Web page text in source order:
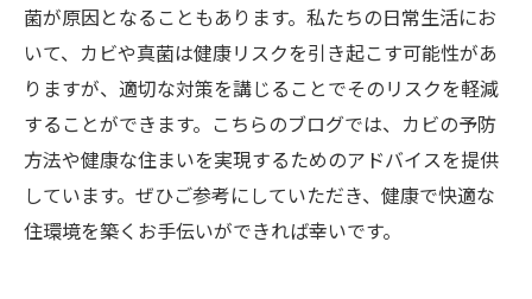
菌が原因となることもあります。私たちの日常生活にお
いて、カビや真菌は健康リスクを引き起こす可能性があ
りますが、適切な対策を講じることでそのリスクを軽減
することができます。こちらのブログでは、カビの予防
方法や健康な住まいを実現するためのアドバイスを提供
しています。ぜひご参考にしていただき、健康で快適な
住環境を築くお手伝いができれば幸いです。